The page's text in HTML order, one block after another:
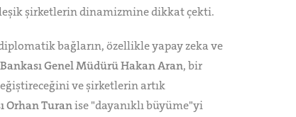
şirketlerin dinamizmine dikkat çekti.
diplomatik bağların, özellikle yapay zeka ve
Genel Müdürü Hakan Aran, bir
ve şirketlerin artık
Orhan Turanise "dayanıklı büyüme"yi